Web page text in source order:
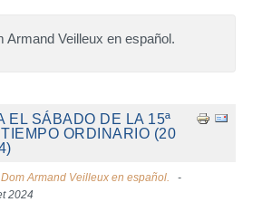
Armand Veilleux en español.
EL SÁBADO DE LA 15ª
ORDINARIO (20
Armand Veilleux en español.
2024